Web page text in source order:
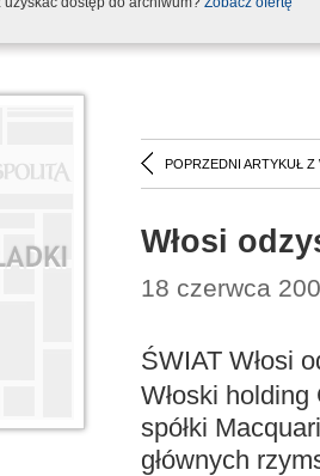
POPRZEDNI ARTYKUŁ Z
Włosi
18 czerwca
ŚWIAT Włosi
Włoski
spółki
głównych